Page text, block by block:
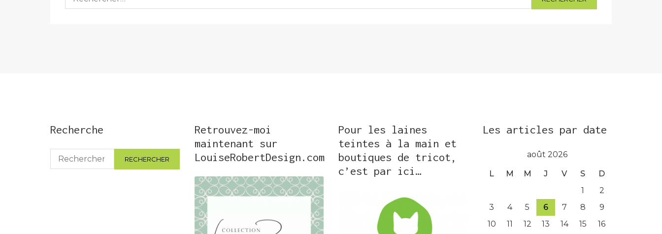
Recherche
Rechercher :
Retrouvez-moi
maintenant sur
LouiseRobertDesign.com
Pour les laines
teintes à la main et
boutiques de tricot,
c’est par ici…
Les articles par date
août 2026
L M M J V S
D
1
2
3
4 5 6 7 8
9
10
11 12 13 14 15 16